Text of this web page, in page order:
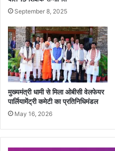
September 8, 2025
मुख्यमंत्री धामी से मिला ओबीसी वेलफेयर
पार्लियामेंट्री कमेटी का प्रतिनिधिमंडल
May 16, 2026